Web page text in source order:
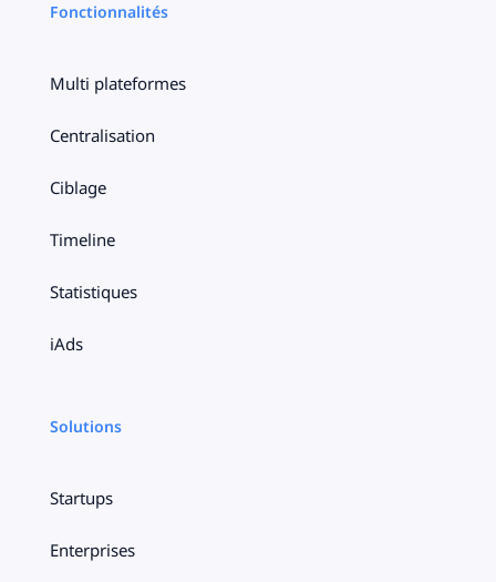
Fonctionnalités
Multi plateformes
Centralisation
Ciblage
Timeline
Statistiques
iAds
Solutions
Startups
Enterprises